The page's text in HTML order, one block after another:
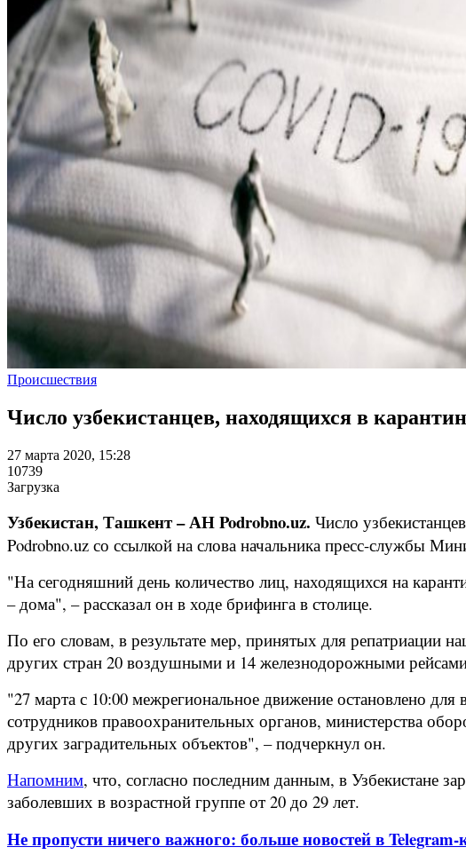
Происшествия
Число узбекистанцев, находящихся в
27 марта 2020, 15:28
10739
Загрузка
Узбекистан, Ташкент – АН Podrobno.uz. Число
Podrobno.uz со ссылкой на слова начальника пресс-службы
"На сегодняшний день количество лиц, находящихся на
– дома", – рассказал он в ходе брифинга в столице.
По его словам, в результате мер, принятых для репатриации
других стран 20 воздушными и 14 железнодорожными
"27 марта с 10:00 межрегиональное движение остановлено
сотрудников правоохранительных органов, министерства
других заградительных объектов", – подчеркнул он.
Напомним, что, согласно последним данным, в Узбекистане
заболевших в возрастной группе от 20 до 29 лет.
Не пропусти ничего важного: больше новостей в Telegram-